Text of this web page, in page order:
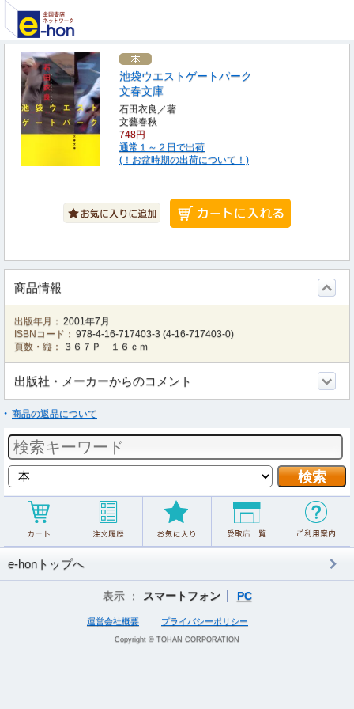
池袋ウエストゲートパーク
文春文庫
石田衣良／著
文藝春秋
748円
通常１～２日で出荷
(！お盆時期の出荷について！)
商品情報
出版年月： 2001年7月
ISBNコード： 978-4-16-717403-3 (4-16-717403-0)
頁数・縦：
３６７Ｐ １６ｃｍ
出版社・メーカーからのコメント
商品の返品について
e-honトップへ
表示 ： スマートフォン PC
運営会社概要 プライバシーポリシー
Copyright © TOHAN CORPORATION